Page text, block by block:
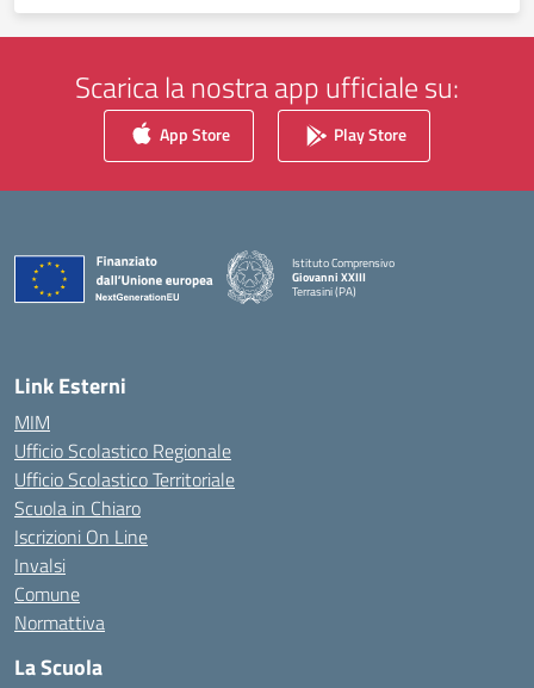
Scarica la nostra app ufficiale su:
App Store Play Store
Istituto Comprensivo
Giovanni XXIII
Terrasini (PA)
Link Esterni
MIM
Ufficio Scolastico Regionale
Ufficio Scolastico Territoriale
Scuola in Chiaro
Iscrizioni On Line
Invalsi
Comune
Normattiva
La Scuola